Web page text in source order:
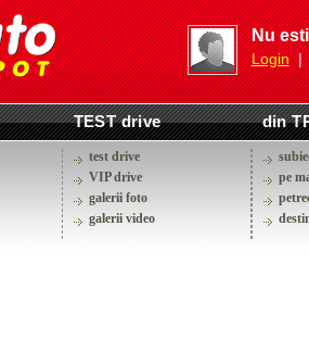
Nu
Login|
TEST drive din
test drive
VIP drive
galerii foto
galerii video
pe